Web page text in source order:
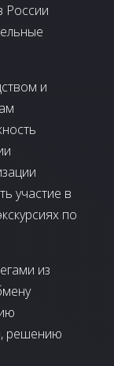
России
и
участие в
по
из
решению